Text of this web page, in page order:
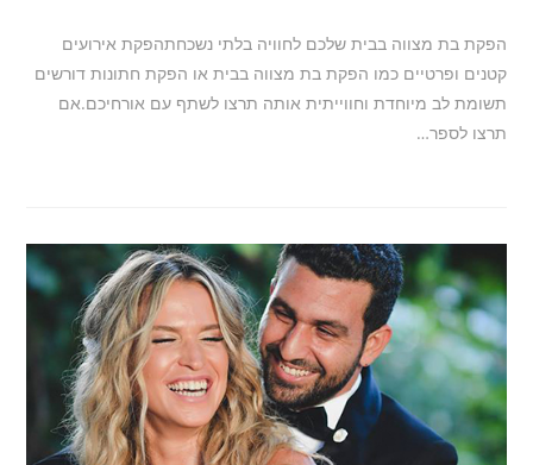
הפקת בת מצווה בבית שלכם לחוויה בלתי נשכחתהפקת אירועים
קטנים ופרטיים כמו הפקת בת מצווה בבית או הפקת חתונות דורשים
תשומת לב מיוחדת וחווייתית אותה תרצו לשתף עם אורחיכם.אם
תרצו לספר…